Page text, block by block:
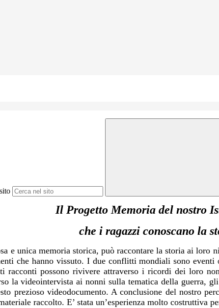
Il Progetto Memoria del nostro
che i ragazzi conoscano la
e unica memoria storica, può raccontare la storia ai loro
che hanno vissuto. I due conflitti mondiali sono
racconti possono rivivere attraverso i ricordi dei loro
la videointervista ai nonni sulla tematica della guerra,
prezioso videodocumento. A conclusione del nostro
raccolto. E’ stata un’esperienza molto costruttiva